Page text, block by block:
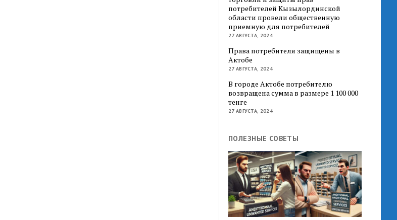
потребителей Кызылординской
области провели общественную
приемную для потребителей
27 АВГУСТА, 2024
Права потребителя защищены в
Актобе
27 АВГУСТА, 2024
В городе Актобе потребителю
возвращена сумма в размере 1 100 000
тенге
27 АВГУСТА, 2024
ПОЛЕЗНЫЕ СОВЕТЫ